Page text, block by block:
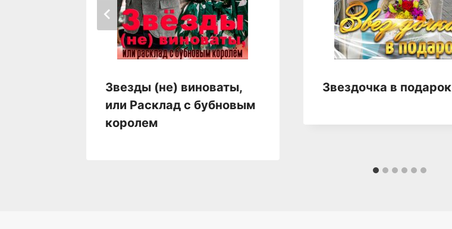
Звезды (не) виноваты,
или Расклад с бубновым
королем
Звездочка в подарок